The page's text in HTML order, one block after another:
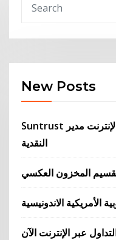
New Posts
Suntrust الأعمال الصغيرة عبر الإنترنت مدير
النقدية
المخزون العكسي
الأمريكية الاندونيسية
عبر الإنترنت الآن